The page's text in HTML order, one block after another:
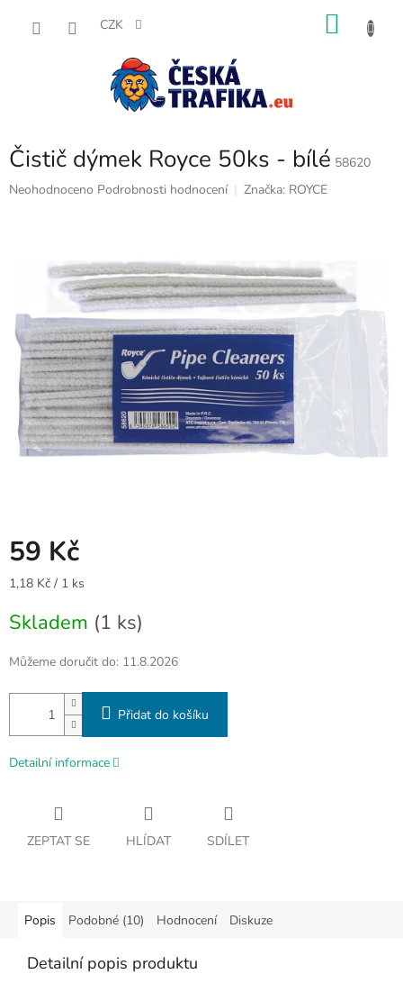
CZK
Čistič dýmek Royce 50ks - bílé 58620
Průměrné
Neohodnoceno Podrobnosti hodnocení Značka: ROYCE
59 Kč
Měrná
1,18 Kč / 1 ks
Skladem (1 ks)
Můžeme doručit do: 11.8.2026
Přidat do košíku
Detailní informace
ZEPTAT SE HLÍDAT SDÍLET
Popis Podobné (10) Hodnocení Diskuze
Detailní popis produktu